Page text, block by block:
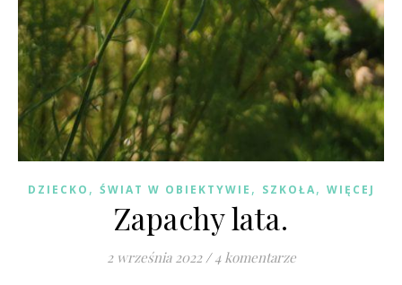
DZIECKO , ŚWIAT W OBIEKTYWIE , SZKOŁA, WIĘCEJ
Zapachy lata.
2 września 2022 / 4 komentarze